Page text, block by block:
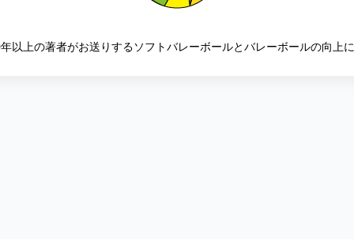
以上の著者がお送りするソフトバレーボールとバレーボールの向上